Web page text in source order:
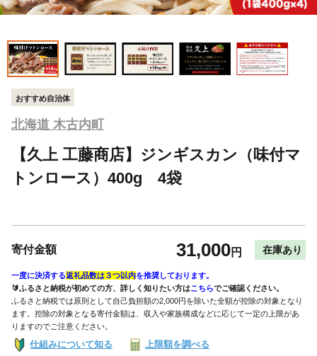
おすすめ自治体
北海道 木古内町
【久上 工藤商店】ジンギスカン（味付マ
トンロース）400g 4袋
寄付金額 31,000円 在庫あり
一度に決済する返礼品数は３つ以内を推奨しております。
🔰ふるさと納税が初めての方、詳しく知りたい方はこちらでご確認ください。
ふるさと納税では原則として自己負担額の2,000円を除いた全額が控除の対象となり
ます。控除の対象となる寄付金額は、収入や家族構成などに応じて一定の上限があ
りますのでご注意ください。
仕組みについて知る 上限額を調べる